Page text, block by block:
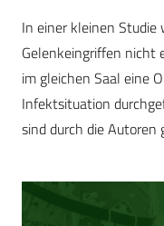
In einer kleinen Studie
Gelenkeingriffen nicht
im gleichen Saal eine
Infektsituation
sind durch die Autoren